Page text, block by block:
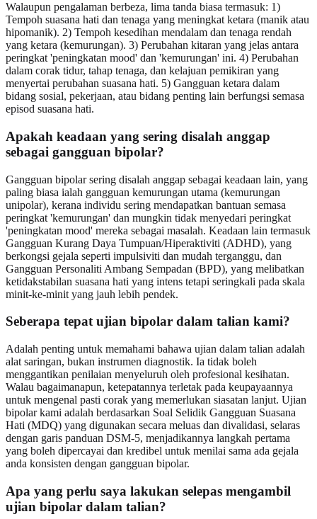
Walaupun pengalaman berbeza, lima tanda biasa termasuk: 1)
Tempoh suasana hati dan tenaga yang meningkat ketara (manik atau
hipomanik). 2) Tempoh kesedihan mendalam dan tenaga rendah
yang ketara (kemurungan). 3) Perubahan kitaran yang jelas antara
peringkat 'peningkatan mood' dan 'kemurungan' ini. 4) Perubahan
dalam corak tidur, tahap tenaga, dan kelajuan pemikiran yang
menyertai perubahan suasana hati. 5) Gangguan ketara dalam
bidang sosial, pekerjaan, atau bidang penting lain berfungsi semasa
episod suasana hati.
Apakah keadaan yang sering disalah anggap
sebagai gangguan bipolar?
Gangguan bipolar sering disalah anggap sebagai keadaan lain, yang
paling biasa ialah gangguan kemurungan utama (kemurungan
unipolar), kerana individu sering mendapatkan bantuan semasa
peringkat 'kemurungan' dan mungkin tidak menyedari peringkat
'peningkatan mood' mereka sebagai masalah. Keadaan lain termasuk
Gangguan Kurang Daya Tumpuan/Hiperaktiviti (ADHD), yang
berkongsi gejala seperti impulsiviti dan mudah terganggu, dan
Gangguan Personaliti Ambang Sempadan (BPD), yang melibatkan
ketidakstabilan suasana hati yang intens tetapi seringkali pada skala
minit-ke-minit yang jauh lebih pendek.
Seberapa tepat ujian bipolar dalam talian kami?
Adalah penting untuk memahami bahawa ujian dalam talian adalah
alat saringan, bukan instrumen diagnostik. Ia tidak boleh
menggantikan penilaian menyeluruh oleh profesional kesihatan.
Walau bagaimanapun, ketepatannya terletak pada keupayaannya
untuk mengenal pasti corak yang memerlukan siasatan lanjut. Ujian
bipolar kami adalah berdasarkan Soal Selidik Gangguan Suasana
Hati (MDQ) yang digunakan secara meluas dan divalidasi, selaras
dengan garis panduan DSM-5, menjadikannya langkah pertama
yang boleh dipercayai dan kredibel untuk menilai sama ada gejala
anda konsisten dengan gangguan bipolar.
Apa yang perlu saya lakukan selepas mengambil
ujian bipolar dalam talian?